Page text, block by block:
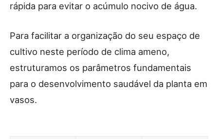
rápida para evitar o acúmulo nocivo de água.
Para facilitar a organização do seu espaço de
cultivo neste período de clima ameno,
estruturamos os parâmetros fundamentais
para o desenvolvimento saudável da planta em
vasos.